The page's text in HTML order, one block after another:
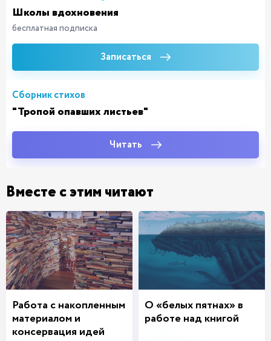
Школы вдохновения
бесплатная подписка
Записаться
Сборник стихов
"Тропой опавших листьев"
Читать
Вместе с этим читают
Работа с накопленным
материалом и
консервация идей
О «белых пятнах» в
работе над книгой